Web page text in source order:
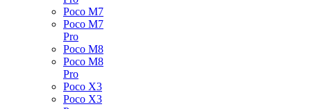
Poco M7
Poco M7
Pro
Poco M8
Poco M8
Pro
Poco X3
Poco X3